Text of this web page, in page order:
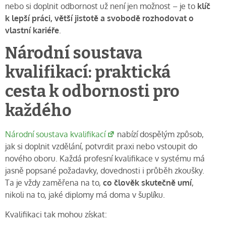
nebo si doplnit odbornost už není jen možnost – je to klíč
k lepší práci, větší jistotě a svobodě rozhodovat o
vlastní kariéře.
Národní soustava
kvalifikací: praktická
cesta k odbornosti pro
každého
Národní soustava kvalifikací
nabízí dospělým způsob,
jak si doplnit vzdělání, potvrdit praxi nebo vstoupit do
nového oboru. Každá profesní kvalifikace v systému má
jasně popsané požadavky, dovednosti i průběh zkoušky.
Ta je vždy zaměřena na to, co člověk skutečně umí,
nikoli na to, jaké diplomy má doma v šuplíku.
Kvalifikaci tak mohou získat: